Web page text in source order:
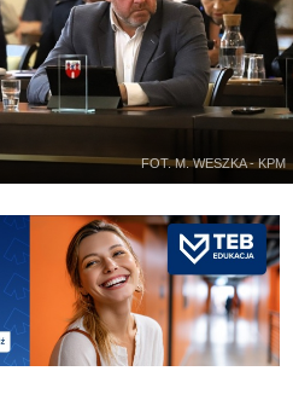
FOT. M. WESZKA - KPM